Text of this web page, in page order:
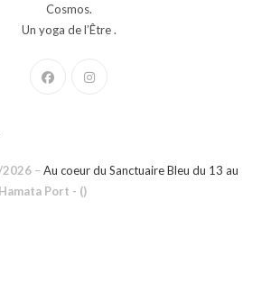
Cosmos.
Un yoga de l’Être .
–Au coeur du Sanctuaire Bleu du 13 au
Hamata Port - ()